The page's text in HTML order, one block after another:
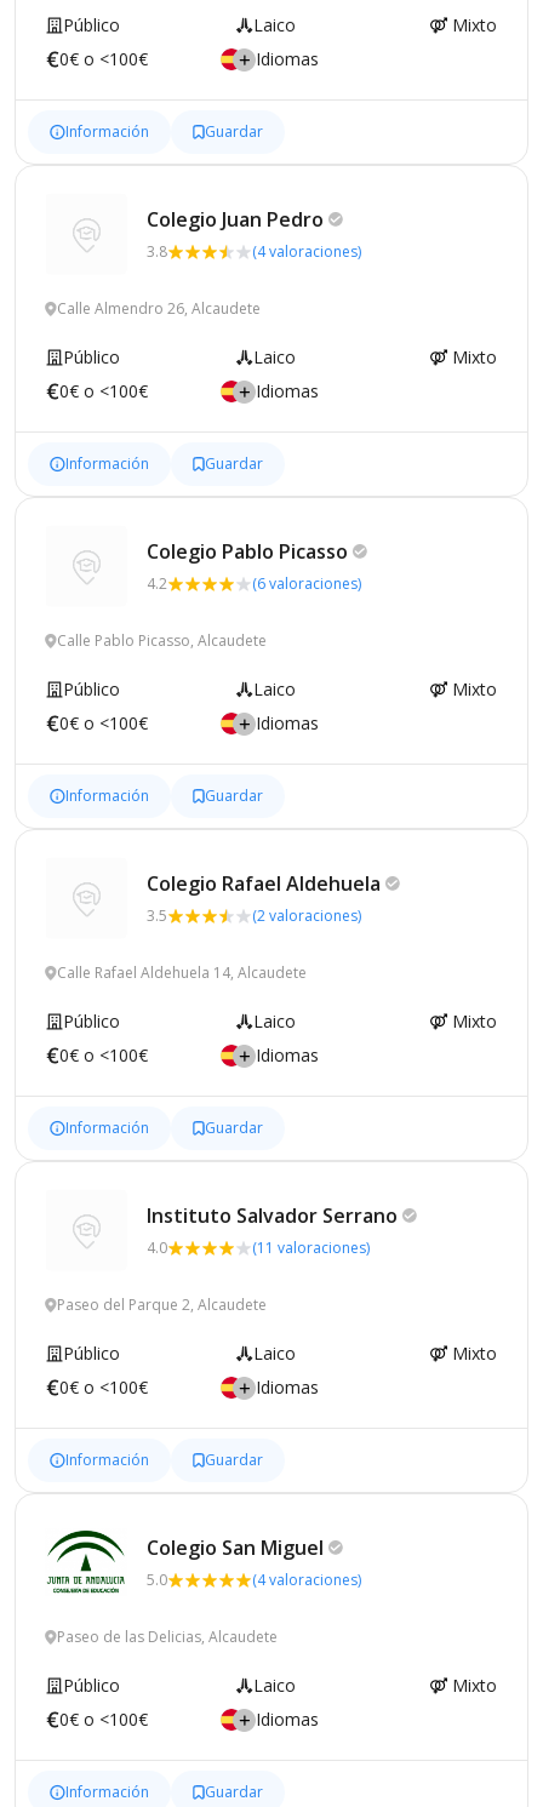
Público Laico
Mixto
0€ o <100€
Idiomas
Información Guardar
Colegio Juan Pedro
3.8 (4 valoraciones)
Calle Almendro 26, Alcaudete
Público Laico
Mixto
0€ o <100€
Idiomas
Información Guardar
Colegio Pablo Picasso
4.2 (6 valoraciones)
Calle Pablo Picasso, Alcaudete
Público Laico
Mixto
0€ o <100€
Idiomas
Información Guardar
Colegio Rafael Aldehuela
3.5 (2 valoraciones)
Calle Rafael Aldehuela 14, Alcaudete
Público Laico
Mixto
0€ o <100€
Idiomas
Información Guardar
Instituto Salvador Serrano
4.0 (11 valoraciones)
Paseo del Parque 2, Alcaudete
Público Laico
Mixto
0€ o <100€
Idiomas
Información Guardar
Colegio San Miguel
5.0 (4 valoraciones)
Paseo de las Delicias, Alcaudete
Público Laico
Mixto
0€ o <100€
Idiomas
Información Guardar